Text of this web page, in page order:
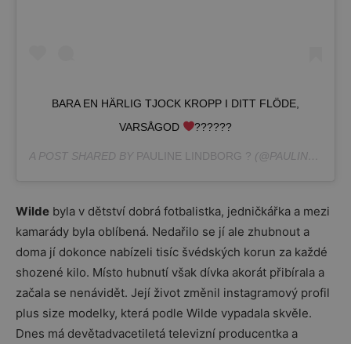
BARA EN HÄRLIG TJOCK KROPP I DITT FLÖDE,
VARSÅGOD
??????
A POST SHARED BY PAULINE LINDBORG ? (@PAULINELINDBORG) ON
Wilde byla v dětství dobrá fotbalistka, jedničkářka a mezi
kamarády byla oblíbená. Nedařilo se jí ale zhubnout a
doma jí dokonce nabízeli tisíc švédských korun za každé
shozené kilo. Místo hubnutí však dívka akorát přibírala a
začala se nenávidět. Její život změnil instagramový profil
plus size modelky, která podle Wilde vypadala skvěle.
Dnes má devětadvacetiletá televizní producentka a